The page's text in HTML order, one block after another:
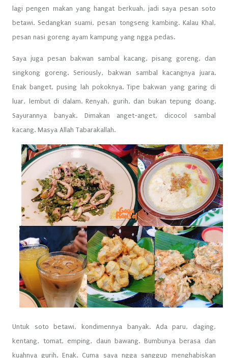
lagi pengen makan yang hangat berkuah, jadi saya pesan soto
betawi. Sedangkan suami, pesan tongseng kambing. Kalau Khal,
pesan nasi goreng ayam kampung yang ngga pedas.
Saya juga pesan bakwan sambal kacang, pisang goreng, dan
singkong goreng. Seriously, bakwan sambal kacangnya juara.
Enak banget, pusing lah pokoknya. Tipe bakwan yang garing di
luar, lembut di dalam. Renyah, gurih, dan bukan tepung doang.
Sayurannya banyak. Dimakan anget-anget, dicocol sambal
kacang. Masya Allah Tabarakallah.
Untuk soto betawi, kondimennya banyak. Ada paru, daging,
kentang, tomat, emping, daun bawang. Bumbunya berasa dan
kuahnya gurih. Enak. Cuma saya ngga sanggup menghabiskan